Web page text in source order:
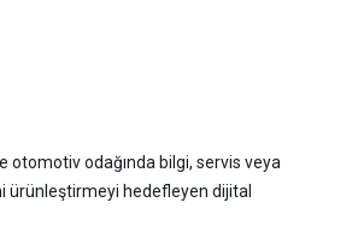
otomotiv odağında bilgi, servis veya
ürünleştirmeyi hedefleyen dijital